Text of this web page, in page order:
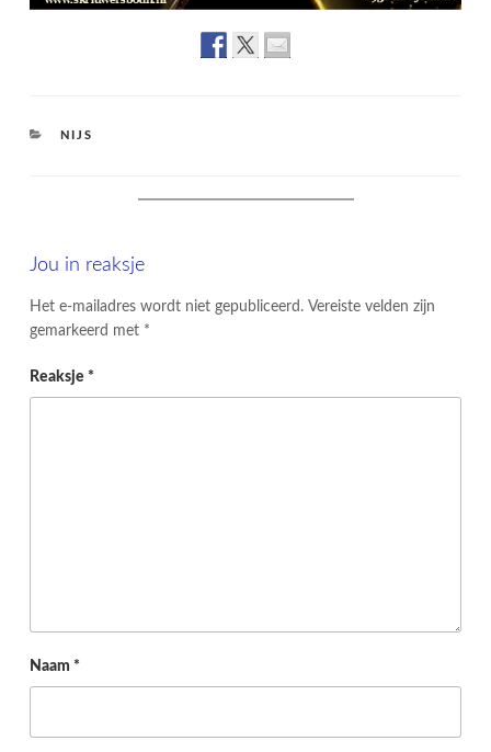
CATEGORIES
NIJS
Jou in reaksje
Het e-mailadres wordt niet gepubliceerd. Vereiste velden zijn
gemarkeerd met *
Reaksje *
Naam *